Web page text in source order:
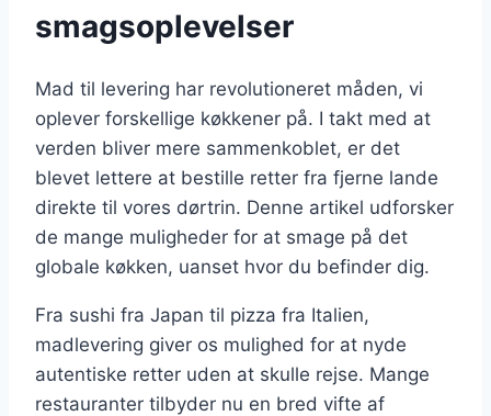
smagsoplevelser
Mad til levering har revolutioneret måden, vi
oplever forskellige køkkener på. I takt med at
verden bliver mere sammenkoblet, er det
blevet lettere at bestille retter fra fjerne lande
direkte til vores dørtrin. Denne artikel udforsker
de mange muligheder for at smage på det
globale køkken, uanset hvor du befinder dig.
Fra sushi fra Japan til pizza fra Italien,
madlevering giver os mulighed for at nyde
autentiske retter uden at skulle rejse. Mange
restauranter tilbyder nu en bred vifte af